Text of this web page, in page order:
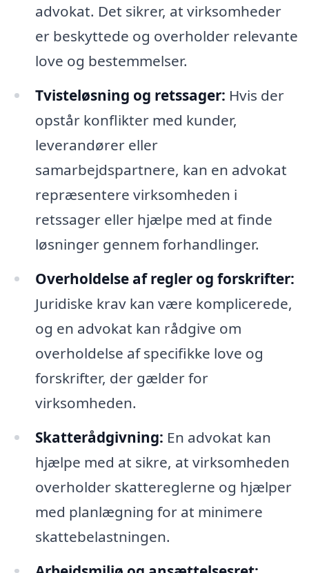
advokat. Det sikrer, at virksomheder
er beskyttede og overholder relevante
love og bestemmelser.
Tvisteløsning og retssager: Hvis der
opstår konflikter med kunder,
leverandører eller
samarbejdspartnere, kan en advokat
repræsentere virksomheden i
retssager eller hjælpe med at finde
løsninger gennem forhandlinger.
Overholdelse af regler og forskrifter:
Juridiske krav kan være komplicerede,
og en advokat kan rådgive om
overholdelse af specifikke love og
forskrifter, der gælder for
virksomheden.
Skatterådgivning: En advokat kan
hjælpe med at sikre, at virksomheden
overholder skattereglerne og hjælper
med planlægning for at minimere
skattebelastningen.